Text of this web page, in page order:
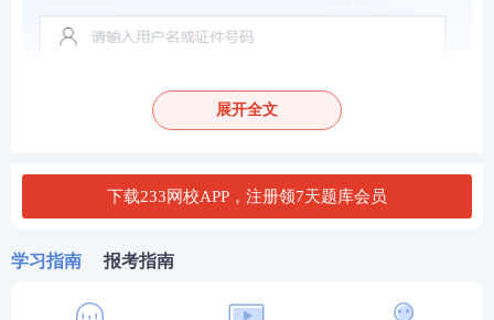
展开全文
下载233网校APP，注册领7天题库会员
学习指南 报考指南